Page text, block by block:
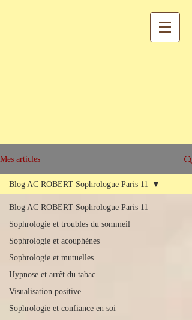
Mes articles
Blog AC ROBERT Sophrologue Paris 11
Sophrologie et troubles du sommeil
Sophrologie et acouphènes
Sophrologie et mutuelles
Hypnose et arrêt du tabac
Visualisation positive
Sophrologie et confiance en soi
Blog AC ROBERT Sophrologue Paris 11